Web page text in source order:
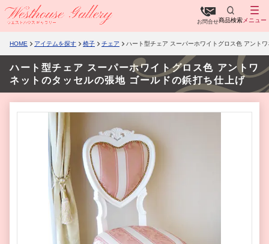
お問合せ商品検索 メニュー
HOME アイテムを探す 椅子 チェア ハート型チェア スーパーホワイトグロス色 アント
ハート型チェア スーパーホワイトグロス色 アントワ
ネットのタッセルの張地 ゴールドの鋲打ち仕上げ